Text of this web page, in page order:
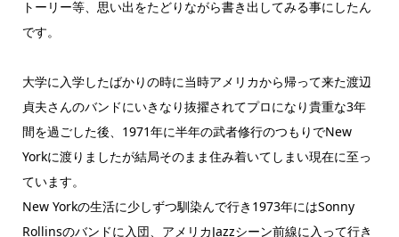
トーリー等、思い出をたどりながら書き出してみる事にしたん
です。
大学に入学したばかりの時に当時アメリカから帰って来た渡辺
貞夫さんのバンドにいきなり抜擢されてプロになり貴重な3年
間を過ごした後、1971年に半年の武者修行のつもりでNew
Yorkに渡りましたが結局そのまま住み着いてしまい現在に至っ
ています。
New Yorkの生活に少しずつ馴染んで行き1973年にはSonny
Rollinsのバンドに入団、アメリカJazzシーン前線に入って行き